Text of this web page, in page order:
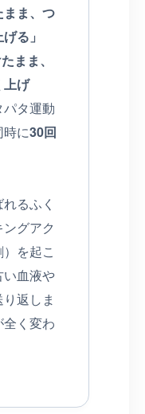
まま、つ
る」
まま、
上げ
タ運動
時に30回
るふく
グアク
を起こ
い血液や
返しま
く変わ